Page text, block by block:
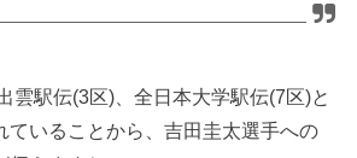
雲駅伝(3区)、全日本大学駅伝(7区)と
ていることから、吉田圭太選手への